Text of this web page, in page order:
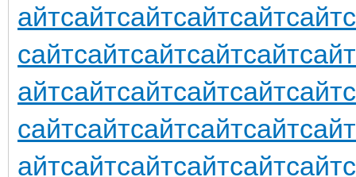
айтсайтсайтсайтсайтсайт
сайтсайтсайтсайтсайтсайт
айтсайтсайтсайтсайтсайт
сайтсайтсайтсайтсайтсайт
айтсайтсайтсайтсайтсайт